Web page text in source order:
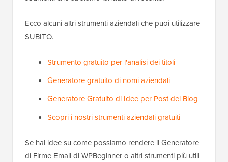
Ecco alcuni altri strumenti aziendali che puoi utilizzare
SUBITO.
Strumento gratuito per l'analisi dei titoli
Generatore gratuito di nomi aziendali
Generatore Gratuito di Idee per Post del Blog
Scopri i nostri strumenti aziendali gratuiti
Se hai idee su come possiamo rendere il Generatore
di Firme Email di WPBeginner o altri strumenti più utili